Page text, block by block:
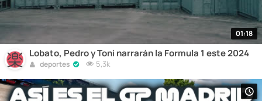
01:18
Lobato, Pedro y Toni narrarán la Formula 1 este 2024
deportes 5,3k